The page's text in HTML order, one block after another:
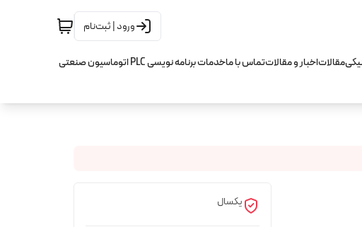
ورود | ثبت‌نام
مقالاتاخبار و مقالاتتماس با ماخدمات برنامه نویسی PLC اتوماسیون صنعتی
یکسال